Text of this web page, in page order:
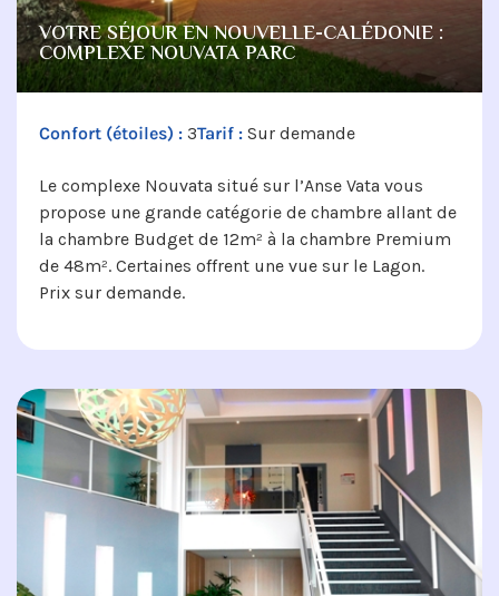
VOTRE SÉJOUR EN NOUVELLE-CALÉDONIE :
COMPLEXE NOUVATA PARC
Confort (étoiles) : 3Tarif : Sur demande
Le complexe Nouvata situé sur l’Anse Vata vous
propose une grande catégorie de chambre allant de
la chambre Budget de 12m² à la chambre Premium
de 48m². Certaines offrent une vue sur le Lagon.
Prix sur demande.